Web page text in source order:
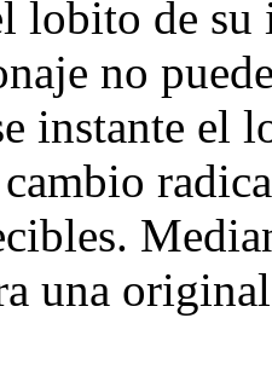
lobito de
no
instante el
una